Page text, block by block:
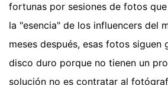
fortunas por sesiones de fotos
la "esencia" de los influencers del
meses después, esas fotos siguen
disco duro porque no tienen un
solución no es contratar al